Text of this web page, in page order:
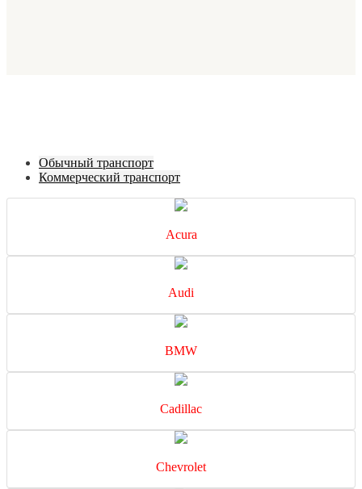
Обычный транспорт
Коммерческий транспорт
Acura
Audi
BMW
Cadillac
Chevrolet